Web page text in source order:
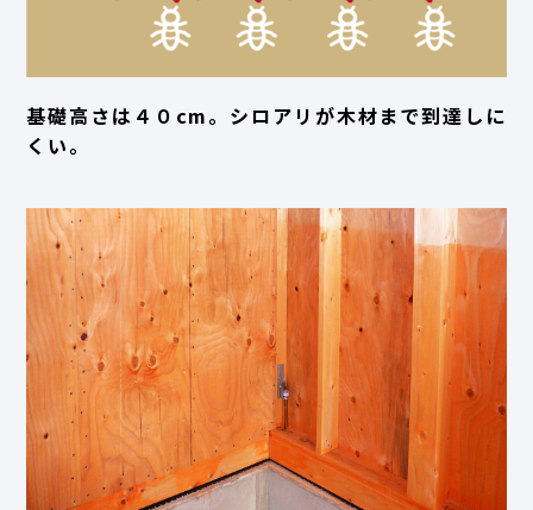
基礎高さは４０cm。シロアリが木材まで到達しに
くい。